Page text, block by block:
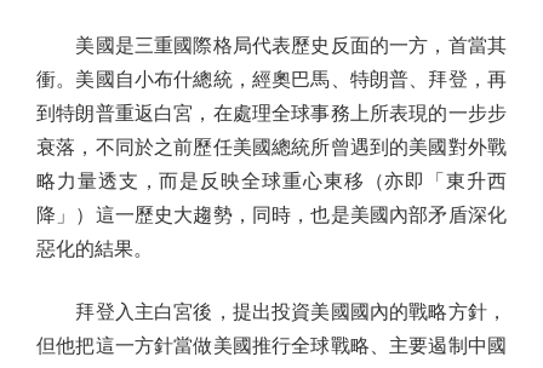
美國是三重國際格局代表歷史反面的一方，首當其
衝。美國自小布什總統，經奧巴馬、特朗普、拜登，再
到特朗普重返白宮，在處理全球事務上所表現的一步步
衰落，不同於之前歷任美國總統所曾遇到的美國對外戰
略力量透支，而是反映全球重心東移（亦即「東升西
降」）這一歷史大趨勢，同時，也是美國內部矛盾深化
惡化的結果。
拜登入主白宮後，提出投資美國國內的戰略方針，
但他把這一方針當做美國推行全球戰略、主要遏制中國